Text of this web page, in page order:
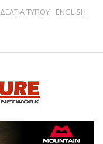
ΔΕΛΤΙΑ ΤΥΠΟΥ ENGLISH